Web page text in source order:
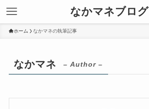
なかマネブログ
ホーム なかマネの執筆記事
なかマネ – Author –